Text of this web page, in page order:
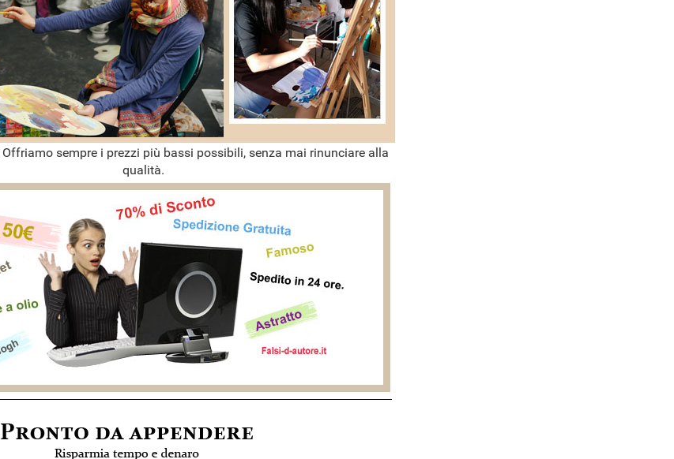
Offriamo sempre i prezzi più bassi possibili, senza mai rinunciare alla
qualità.